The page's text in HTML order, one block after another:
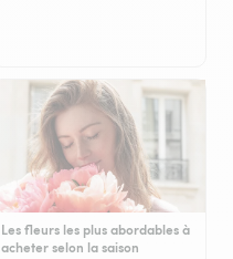
Les fleurs les plus abordables à
acheter selon la saison